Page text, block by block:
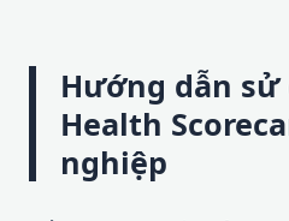
Hướng dẫn sử
Health
nghiệp